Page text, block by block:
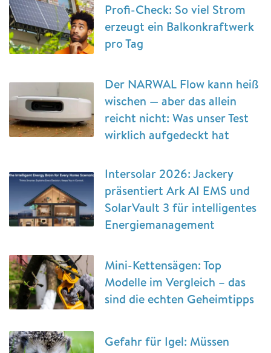
Profi-Check: So viel Strom
erzeugt ein Balkonkraftwerk
pro Tag
Der NARWAL Flow kann heiß
wischen — aber das allein
reicht nicht: Was unser Test
wirklich aufgedeckt hat
Intersolar 2026: Jackery
präsentiert Ark AI EMS und
SolarVault 3 für intelligentes
Energiemanagement
Mini-Kettensägen: Top
Modelle im Vergleich – das
sind die echten Geheimtipps
Gefahr für Igel: Müssen